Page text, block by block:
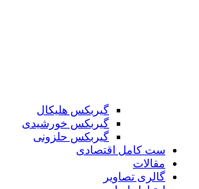
گیربکس هلیکال
گیربکس خورشیدی
گیربکس حلزونی
ست کامل اقتصادی
مقالات
گالری تصاویر